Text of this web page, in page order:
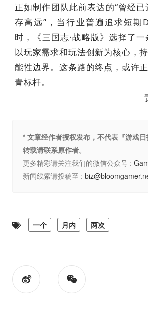
正如制作团队此前表达的“曾经
存高远”，当行业普遍追求短期
时，《三国志·战略版》选择了一
以玩家需求和玩法创新为核心，
能性边界。这条路的终点，或许
青标杆。
* 文章经作者授权发布，不代表『游戏
转载请联系原作者。
更多精彩请关注我们的微信公众号 :
新闻线索请投稿至 :
一个 月内 两次